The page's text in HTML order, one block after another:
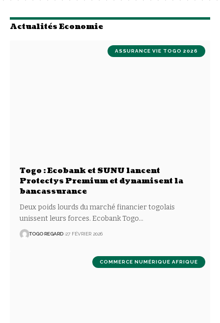
Actualités Economie
ASSURANCE VIE TOGO 2026
Togo : Ecobank et SUNU lancent
Protectys Premium et dynamisent la
bancassurance
Deux poids lourds du marché financier togolais
unissent leurs forces. Ecobank Togo…
TOGO REGARD 27 FÉVRIER 2026
COMMERCE NUMÉRIQUE AFRIQUE